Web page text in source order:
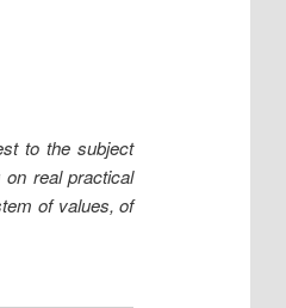
to the subject
real practical
of values, of